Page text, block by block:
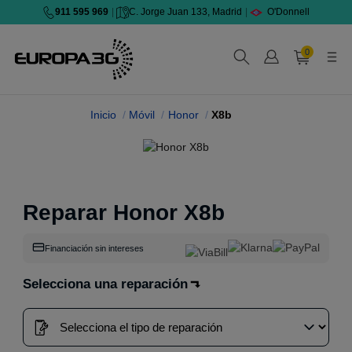
911 595 969 C. Jorge Juan 133, Madrid O'Donnell
0
Inicio Móvil Honor X8b
Reparar Honor X8b
Financiación sin intereses
Selecciona una reparación